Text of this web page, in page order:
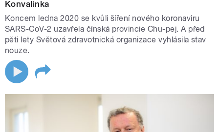
Konvalinka
Koncem ledna 2020 se kvůli šíření nového koronaviru
SARS-CoV-2 uzavřela čínská provincie Chu-pej. A před
pěti lety Světová zdravotnická organizace vyhlásila stav
nouze.